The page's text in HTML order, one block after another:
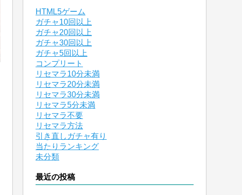
HTML5ゲーム
ガチャ10回以上
ガチャ20回以上
ガチャ30回以上
ガチャ5回以上
コンプリート
リセマラ10分未満
リセマラ20分未満
リセマラ30分未満
リセマラ5分未満
リセマラ不要
リセマラ方法
引き直しガチャ有り
当たりランキング
未分類
最近の投稿